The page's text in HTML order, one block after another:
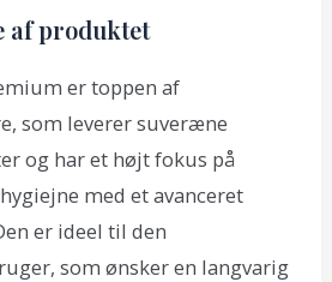
af produktet
er toppen af
som leverer suveræne
og har et højt fokus på
med et avanceret
er ideel til den
som ønsker en langvarig